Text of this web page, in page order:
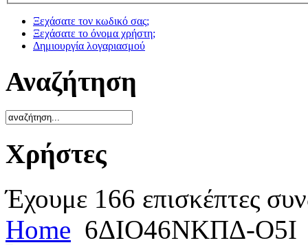
Ξεχάσατε τον κωδικό σας;
Ξεχάσατε το όνομα χρήστη;
Δημιουργία λογαριασμού
Αναζήτηση
Χρήστες
Έχουμε 166 επισκέπτες
Home 6ΔΙΟ46ΝΚΠΔ-Ο5Ι